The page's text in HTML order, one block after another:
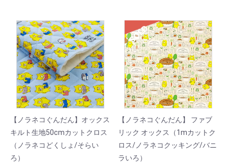
【ノラネコぐんだん】オックス
キルト生地50cmカットクロス
（ノラネコどくしょ/そらい
ろ）
SOLD
【ノラネコぐんだん】 ファブ
リック オックス（1mカットク
ロス/ノラネコクッキング/バニ
ラいろ）